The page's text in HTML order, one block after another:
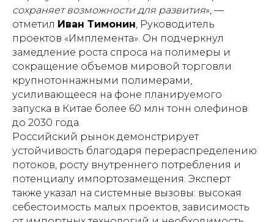
сохраняет возможности для развития», —
отметил Иван Тимонин , Руководитель
проектов «Имплемента». Он подчеркнул
замедление роста спроса на полимеры и
сокращение объемов мировой торговли
крупнотоннажными полимерами,
усиливающееся на фоне планируемого
запуска в Китае более 60 млн тонн олефинов
до 2030 года.
Российский рынок демонстрирует
устойчивость благодаря перераспределению
потоков, росту внутреннего потребления и
потенциалу импортозамещения. Эксперт
также указал на системные вызовы: высокая
себестоимость малых проектов, зависимость